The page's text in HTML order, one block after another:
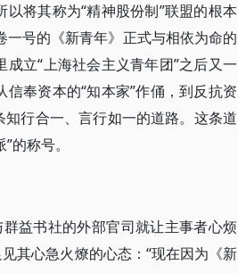
将其称为“精神股份制”联盟的根本
一号的《新青年》正式与相依为命的
立“上海社会主义青年团”之后又一
奉资本的“知本家”作俑，到反抗资
行合一、言行如一的道路。这条道
的称号。
益书社的外部官司就让主事者心烦
其心急火燎的心态：“现在因为《新